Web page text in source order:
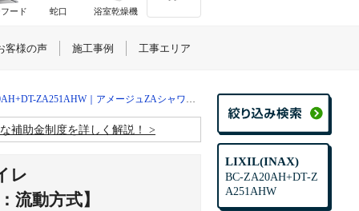
LIXIL(INAX)
BC-ZA20AH+DT-Z
A251AHW
ZA251AHW｜アメージュZAシャワートイレ【ZAR1Aグレード】
補助金制度を詳しく解説！
レ
流動方式】
ード 蛇口 浴室乾燥機
客様の声 施工事例 工事エリア